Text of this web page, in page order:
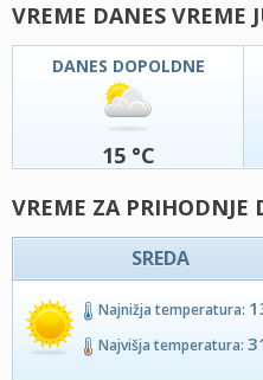
VREME DANES VREME
DANES DOPOLDNE
15 °C
VREME ZA PRIHODNJE
SREDA
Najnižja temperatura:
Najvišja temperatura: